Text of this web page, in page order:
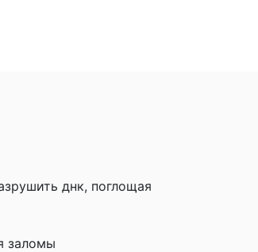
днк, поглощая
заломы